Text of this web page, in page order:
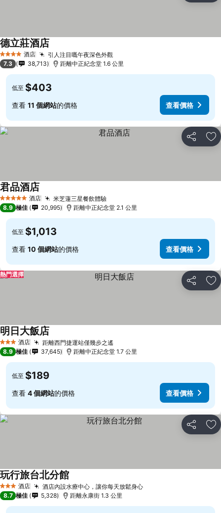
4 星級 酒店 引人注目嘅午夜深色外觀
德立莊酒店
7.3 38,713 距離中正紀念堂 1.6 公里
低至 $403
查看 11 個網站的價格 查看價格
分享 放
5 星級 酒店 米芝蓮三星餐飲體驗
君品酒店
8.9 極佳 20,995 距離中正紀念堂 2.1 公里
低至 $1,013
查看 10 個網站的價格 查看價格
分享 放
熱門選擇
3 星級 酒店 距離西門捷運站僅幾步之遙
明日大飯店
8.9 極佳 37,645 距離中正紀念堂 1.7 公里
低至 $189
查看 4 個網站的價格 查看價格
分享 放
3 星級 酒店 酒店內設水療中心，讓你每天放鬆身心
玩行旅台北分館
8.7 極佳 5,328 距離永康街 1.3 公里